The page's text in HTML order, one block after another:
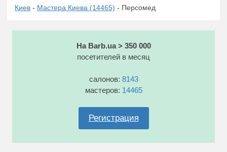
Киев - Мастера Киева (14465) - Персомед
На Barb.ua > 350 000
посетителей в месяц
салонов: 8143
мастеров: 14465
Регистрация